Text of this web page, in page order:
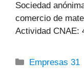
Sociedad
comercio de
Actividad CNAE:
Categorías
Empresas 31